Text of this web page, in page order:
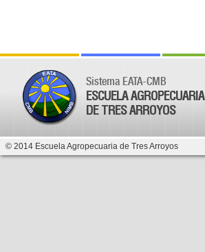
Sistema EATA-CMB
ESCUELA AGROPECUARIA
DE TRES ARROYOS
© 2014 Escuela Agropecuaria de Tres Arroyos